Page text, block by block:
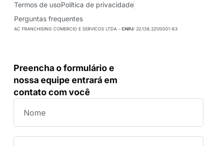
Termos de usoPolítica de privacidade
Perguntas frequentes
AC FRANCHISING COMERCIO E SERVICOS LTDA - CNPJ: 22.138.221/0001-63
Preencha o formulário e
nossa equipe entrará em
contato com você